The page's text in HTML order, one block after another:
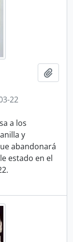
22
a los
y
abandonará
estado en el